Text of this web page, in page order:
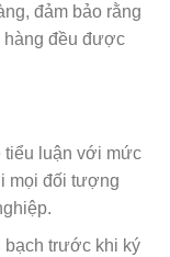
đảm bảo rằng
hàng đều được
tiểu luận với mức
mọi đối tượng
bạch trước khi ký